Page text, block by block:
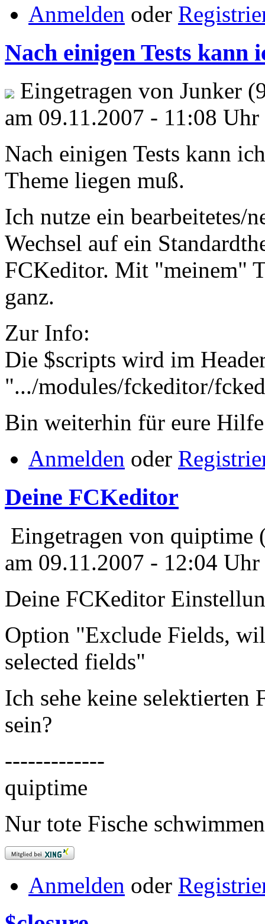
Anmelden oder
Nach einigen Tests kann
Eingetragen von Junker
am 09.11.2007 - 11:08 Uhr
Nach einigen Tests kann
Theme liegen muß.
Ich nutze ein bearbeitetes/
Wechsel auf ein
FCKeditor. Mit "meinem"
ganz.
Zur Info:
Die $scripts wird im
".../modules/fckeditor/
Bin weiterhin für eure
Anmelden oder
Deine FCKeditor
Eingetragen von quiptime
am 09.11.2007 - 12:04 Uhr
Deine FCKeditor
Option "Exclude Fields,
selected fields"
Ich sehe keine selektierten
sein?
-------------
quiptime
Nur tote Fische
Anmelden oder